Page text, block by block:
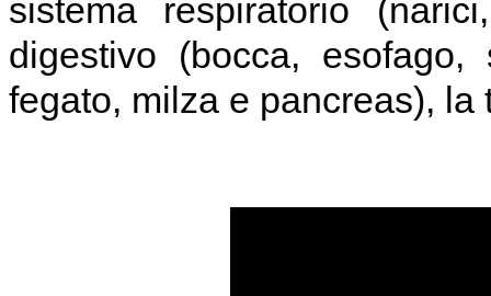
sistema respiratorio
digestivo (bocca, esofago,
fegato, milza e pancreas),